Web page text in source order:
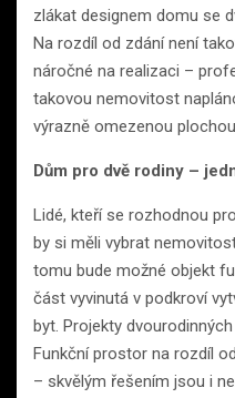
zlákat designem domu se
Na rozdíl od zdání není
náročné na realizaci –
takovou nemovitost
výrazně omezenou
Dům pro dvě rodiny –
Lidé, kteří se rozhodnou
by si měli vybrat
tomu bude možné objekt
část vyvinutá v podkroví
byt. Projekty
Funkční prostor na rozdíl
– skvělým řešením jsou i